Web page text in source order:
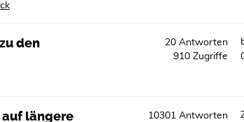
den
20Antworten
910Zugriffe
längere
10301Antworten